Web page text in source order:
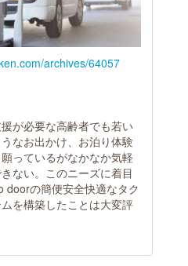
archives/64057
が必要な高齢者でも若い
なお出かけ、お泊り体験
っているがなかなか気軽
ない。このニーズに着目
doorの簡便安全快適なタク
を構築したことは大変評